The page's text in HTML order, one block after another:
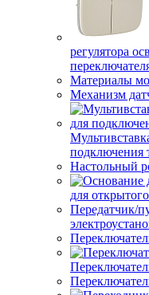
регулятора
Материалы
Механизм
подключения
Настольный
для
Передатчик/